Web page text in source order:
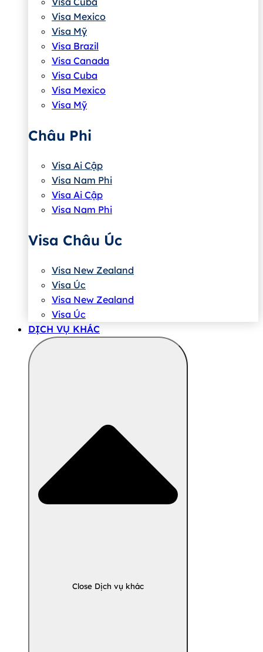
Visa Mexico
Visa Mỹ
Visa Brazil
Visa Canada
Visa Cuba
Visa Mexico
Visa Mỹ
Châu Phi
Visa Ai Cập
Visa Nam Phi
Visa Ai Cập
Visa Nam Phi
Visa Châu Úc
Visa New Zealand
Visa Úc
Visa New Zealand
Visa Úc
DỊCH VỤ KHÁC
Close Dịch vụ khác